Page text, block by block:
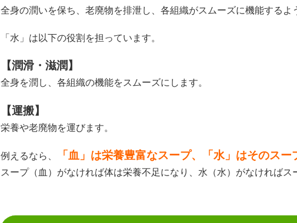
全身の潤いを保ち、老廃物を排泄し、各組織がスムーズに機能するよ
「水」は以下の役割を担っています。
【潤滑・滋潤】
全身を潤し、各組織の機能をスムーズにします。
【運搬】
栄養や老廃物を運びます。
例えるなら、 「血」は栄養豊富なスープ、「水」はそのス
スープ（血）がなければ体は栄養不足になり、水（水）がなければス